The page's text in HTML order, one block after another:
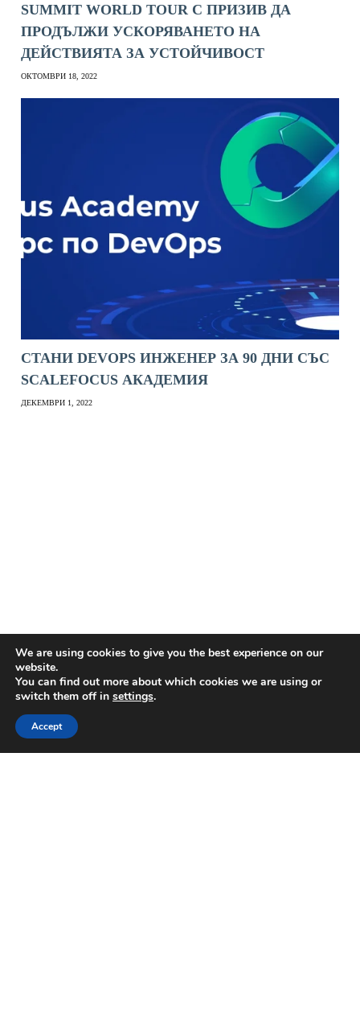
SUMMIT WORLD TOUR С ПРИЗИВ ДА
ПРОДЪЛЖИ УСКОРЯВАНЕТО НА
ДЕЙСТВИЯТА ЗА УСТОЙЧИВОСТ
ОКТОМВРИ 18, 2022
СТАНИ DEVOPS ИНЖЕНЕР ЗА 90 ДНИ СЪС
SCALEFOCUS АКАДЕМИЯ
ДЕКЕМВРИ 1, 2022
We are using cookies to give you the best experience on our
website.
You can find out more about which cookies we are using or
switch them off in settings.
Accept